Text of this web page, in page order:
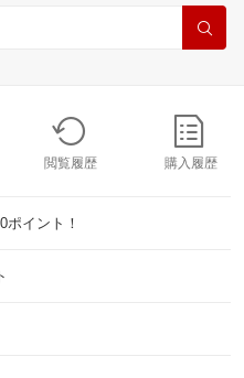
閲覧履歴 購入履歴
イント！